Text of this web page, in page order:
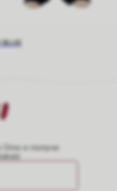
Onsi и получи